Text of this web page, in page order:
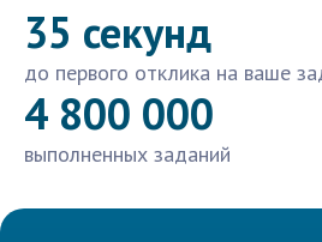
35 секунд
до первого отклика на ваше
4 800 000
выполненных заданий